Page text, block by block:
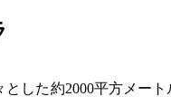
した約2000平方メー